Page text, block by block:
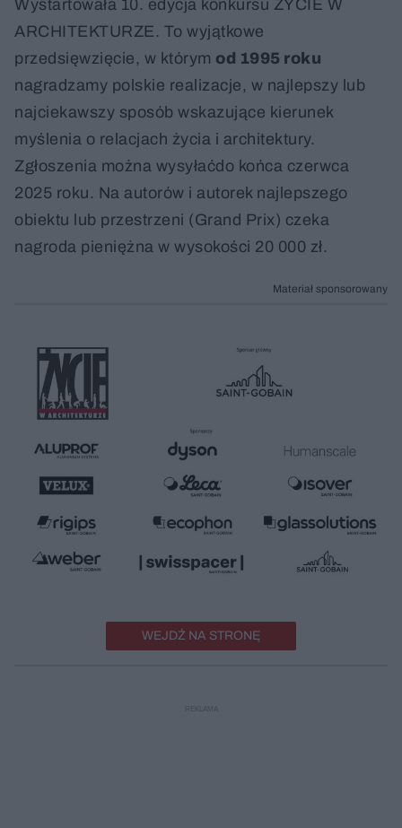
Wystartowała 10. edycja konkursu ŻYCIE W
ARCHITEKTURZE. To wyjątkowe
przedsięwzięcie, w którym od 1995 roku
nagradzamy polskie realizacje, w najlepszy lub
najciekawszy sposób wskazujące kierunek
myślenia o relacjach życia i architektury.
Zgłoszenia można wysyłaćdo końca czerwca
2025 roku. Na autorów i autorek najlepszego
obiektu lub przestrzeni (Grand Prix) czeka
nagroda pieniężna w wysokości 20 000 zł.
Materiał sponsorowany
WEJDŹ NA STRONĘ